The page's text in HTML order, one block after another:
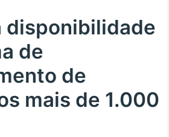
disponibilidade
de
de
mais de 1.000